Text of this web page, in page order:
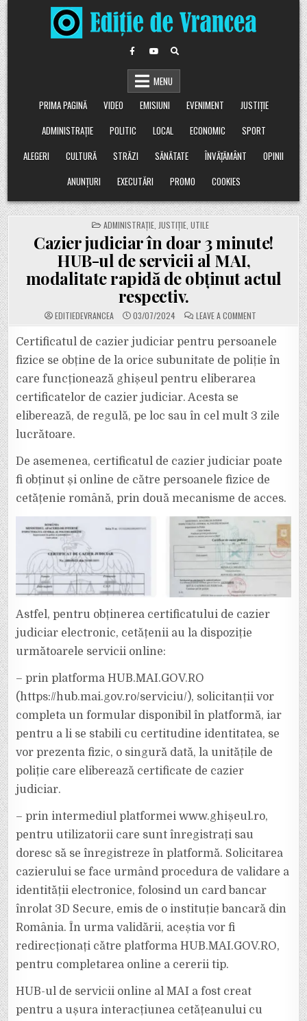
Skip
to
content
MENU
PRIMA PAGINĂ
VIDEO EMISIUNI EVENIMENT
JUSTIȚIE
ADMINISTRAȚIE
POLITIC LOCAL ECONOMIC
SPORT
ALEGERI
CULTURĂ STRĂZI SĂNĂTATE ÎNVĂȚĂMÂNT
OPINII
ANUNȚURI
EXECUTĂRI PROMO COOKIES
POSTED
IN
ADMINISTRAȚIE, JUSTIȚIE, UTILE
Cazier judiciar în doar 3 minute!
HUB-ul de servicii al MAI,
modalitate rapidă de obținut actul
respectiv.
EDITIEDEVRANCEA 03/07/2024 LEAVE A COMMENTON
CAZIER
ÎN
DOAR
3
MINUTE!
UL
MAI,
MODALITATE
ACTUL
RESPECTIV.
Certificatul de cazier judiciar pentru persoanele
fizice se obține de la orice subunitate de poliție în
care funcționează ghișeul pentru eliberarea
certificatelor de cazier judiciar. Acesta se
eliberează, de regulă, pe loc sau în cel mult 3 zile
lucrătoare.
De asemenea, certificatul de cazier judiciar poate
fi obținut și online de către persoanele fizice de
cetățenie română, prin două mecanisme de acces.
Astfel, pentru obținerea certificatului de cazier
judiciar electronic, cetățenii au la dispoziție
următoarele servicii online:
– prin platforma HUB.MAI.GOV.RO
(https://hub.mai.gov.ro/serviciu/), solicitanții vor
completa un formular disponibil în platformă, iar
pentru a li se stabili cu certitudine identitatea, se
vor prezenta fizic, o singură dată, la unitățile de
poliție care eliberează certificate de cazier
judiciar.
– prin intermediul platformei www.ghișeul.ro,
pentru utilizatorii care sunt înregistrați sau
doresc să se înregistreze în platformă. Solicitarea
cazierului se face urmând procedura de validare a
identității electronice, folosind un card bancar
înrolat 3D Secure, emis de o instituție bancară din
România. În urma validării, aceștia vor fi
redirecționați către platforma HUB.MAI.GOV.RO,
pentru completarea online a cererii tip.
HUB-ul de servicii online al MAI a fost creat
pentru a ușura interacțiunea cetățeanului cu